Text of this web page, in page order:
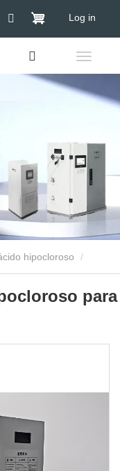
Log in
hipocloroso
para